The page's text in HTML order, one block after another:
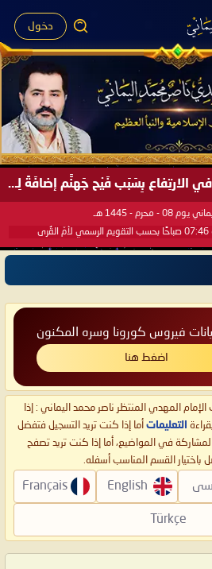
دخول
دَرَجات حَرارةِ المُنَاخ تَستَمِر في الارتِفاع بِسَبَب فَيْح جَهنَّم إضافَةً لِحرارةِ الشَّمس في مُحكَم القُرآن العَظيم ..
- 1445 هـ
فيروس كورونا وسره المكنون
اضغط هنا
المهدي المنتظر ناصر محمد اليماني : إذا
التعليمات أما إذا كنت تريد التسجيل فتفضل
في المواضيع، أما إذا كنت تريد تصفح
باختيار القسم المناسب أسفله.
English
Français
Türkçe